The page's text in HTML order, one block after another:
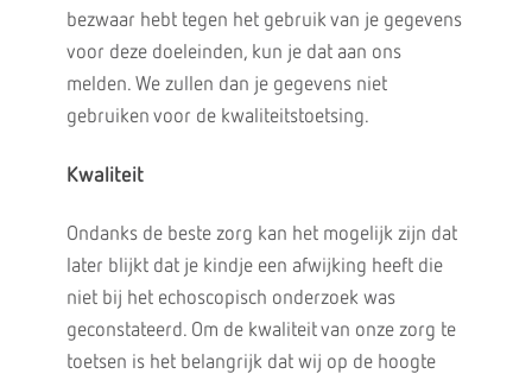
bezwaar hebt tegen het gebruik van je gegevens
voor deze doeleinden, kun je dat aan ons
melden. We zullen dan je gegevens niet
gebruiken voor de kwaliteitstoetsing.
Kwaliteit
Ondanks de beste zorg kan het mogelijk zijn dat
later blijkt dat je kindje een afwijking heeft die
niet bij het echoscopisch onderzoek was
geconstateerd. Om de kwaliteit van onze zorg te
toetsen is het belangrijk dat wij op de hoogte